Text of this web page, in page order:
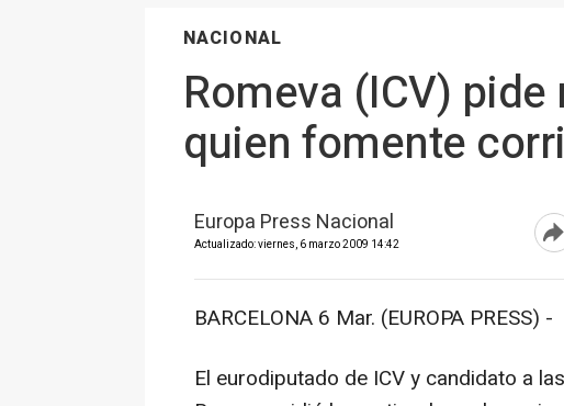
NACIONAL
Romeva (ICV)
quien fomente
Europa Press Nacional
Actualizado: viernes, 6 marzo 2009 14:42
BARCELONA 6 Mar. (EUROPA PRESS) -
El eurodiputado de ICV y candidato a